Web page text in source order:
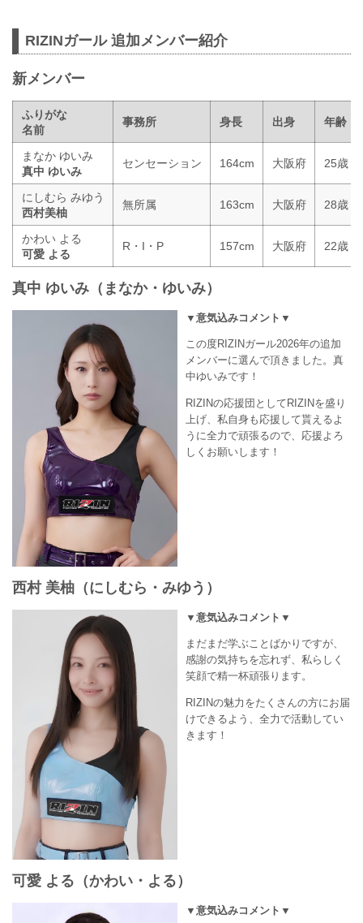
RIZINガール 追加メンバー紹介
新メンバー
ふりがな
名前
事務所 身長 出身 年齢
まなか ゆいみ
真中 ゆいみ
センセーション 164cm 大阪府 25歳
にしむら みゆう
西村美柚
無所属 163cm 大阪府 28歳
かわい よる
可愛 よる
R・I・P 157cm 大阪府 22歳
真中 ゆいみ（まなか・ゆいみ）
▼意気込みコメント▼
この度RIZINガール2026年の追加
メンバーに選んで頂きました。真
中ゆいみです！
RIZINの応援団としてRIZINを盛り
上げ、私自身も応援して貰えるよ
うに全力で頑張るので、応援よろ
しくお願いします！
西村 美柚（にしむら・みゆう）
▼意気込みコメント▼
まだまだ学ぶことばかりですが、
感謝の気持ちを忘れず、私らしく
笑顔で精一杯頑張ります。
RIZINの魅力をたくさんの方にお届
けできるよう、全力で活動してい
きます！
可愛 よる（かわい・よる）
▼意気込みコメント▼